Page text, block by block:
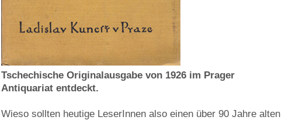
Tschechische Originalausgabe von 1926 im Prager
Antiquariat entdeckt.
Wieso sollten heutige LeserInnen also einen über 90 Jahre alten